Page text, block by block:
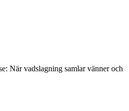
När vadslagning samlar vänner och